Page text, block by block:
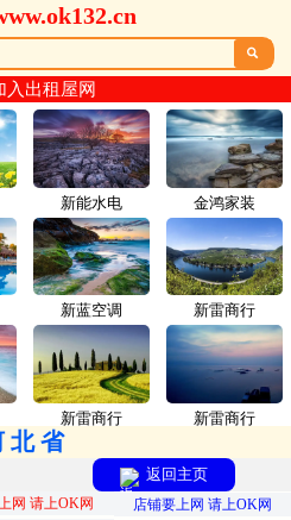

入出租屋网
新能水电 金鸿家装
新蓝空调 新雷商行
新雷商行 新雷商行
北省
返回主页
网 请上OK网
店铺要上网 请上OK网